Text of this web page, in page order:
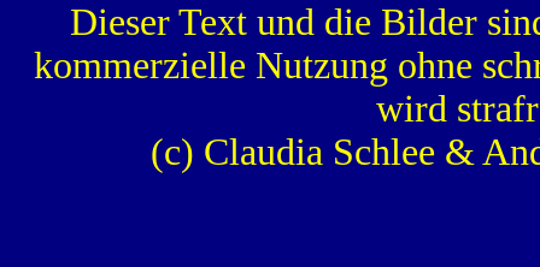
Dieser Text und die Bilder
kommerzielle Nutzung ohne
wird
(c) Claudia Schlee &